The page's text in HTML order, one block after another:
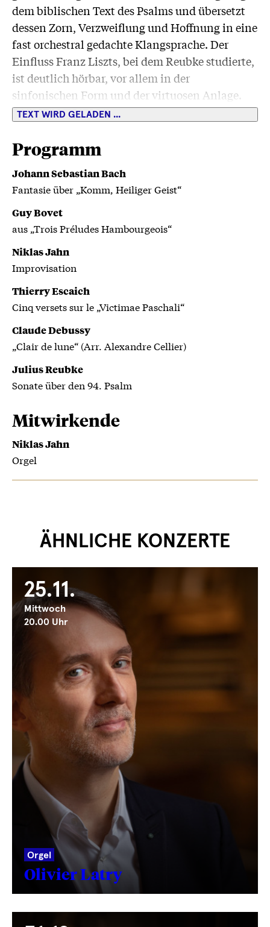
dem biblischen Text des Psalms und übersetzt
dessen Zorn, Verzweiflung und Hoffnung in eine
fast orchestral gedachte Klangsprache. Der
Einfluss Franz Liszts, bei dem Reubke studierte,
ist deutlich hörbar, vor allem in der
sinfonischen Form und der virtuosen Anlage.
Gleichzeitig verlangt das Werk vom Organisten
Reubke nur zwei Jahre später starb, verleiht der
Sonate zusätzlich den Charakter eines
singulären, kaum wiederholbaren
Ausnahmewerks.
Auf Einladung der Dresdner Philharmonie
TEXT WIRD GELADEN ...
Programm
Johann Sebastian Bach
Fantasie über „Komm, Heiliger Geist“
Guy Bovet
aus „Trois Préludes Hambourgeois“
Niklas Jahn
Improvisation
Thierry Escaich
Cinq versets sur le „Victimae Paschali“
Claude Debussy
„Clair de lune“ (Arr. Alexandre Cellier)
Julius Reubke
Sonate über den 94. Psalm
Mitwirkende
Niklas Jahn
Orgel
ÄHNLICHE KONZERTE
25.11.
Mittwoch
20.00 Uhr
Orgel
Olivier Latry